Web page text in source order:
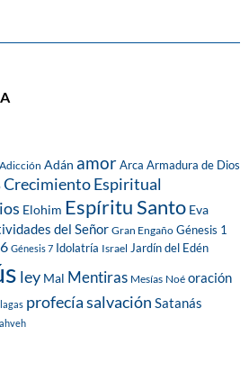
Adicción Adán amorArca Armadura de Dios
Crecimiento Espiritual
Elohim Espíritu Santo Eva
del Señor Gran Engaño Génesis 1
Génesis 7 Idolatría Israel Jardín del Edén
ley Mal Mentiras Mesías Noé oración
profecíasalvación Satanás